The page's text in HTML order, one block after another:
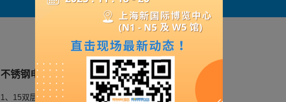
不锈钢电箱
1、15双层斜顶设计便于顶盖的排水